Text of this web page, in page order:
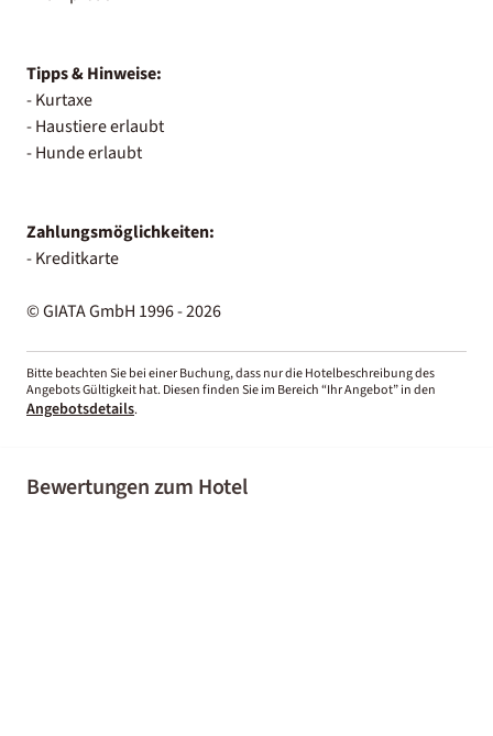
Tipps & Hinweise:
- Kurtaxe
- Haustiere erlaubt
- Hunde erlaubt
Zahlungsmöglichkeiten:
- Kreditkarte
© GIATA GmbH 1996 - 2026
Bitte beachten Sie bei einer Buchung, dass nur die Hotelbeschreibung des
Angebots Gültigkeit hat. Diesen finden Sie im Bereich “Ihr Angebot” in den
Angebotsdetails.
Bewertungen zum Hotel